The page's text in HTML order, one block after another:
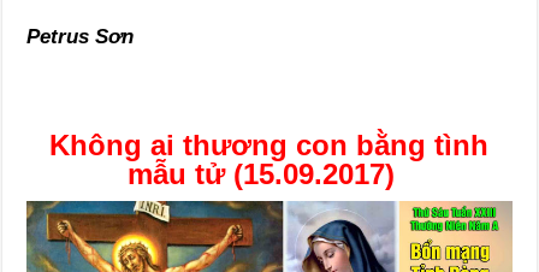
Petrus Sơn
Không ai thương con bằng tình
mẫu tử (15.09.2017)